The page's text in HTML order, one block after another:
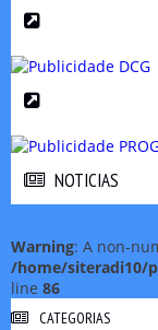
NOTICIAS
Warning: A non-
/home/siteradi10/
line 86
CATEGORIAS